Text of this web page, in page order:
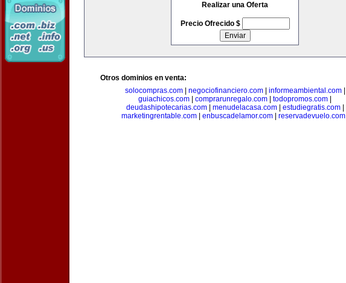
Realizar una Oferta
Precio Ofrecido $
Otros dominios en venta:
solocompras.com| negociofinanciero.com| informeambiental.com|
guiachicos.com
comprarunregalo.com todopromos.com
deudashipotecarias.com| menudelacasa.com| estudiegratis.com|
marketingrentable.com| enbuscadelamor.com| reservadevuelo.com|